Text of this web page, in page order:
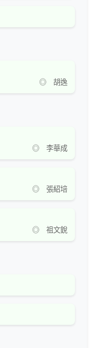
◎ 胡逸
◎ 李華成
◎ 張紹培
◎ 祖文銳